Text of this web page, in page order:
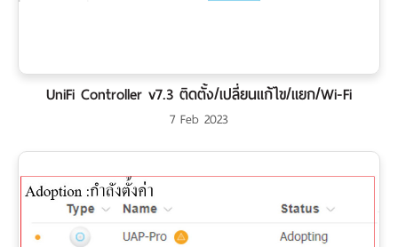
UniFi Controller v7.3 ติดตั้ง/เปลี่ยนแก้ไข/แยก/Wi-Fi
7 Feb 2023